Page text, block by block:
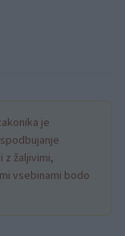
je
z žaljivimi,
vsebinami bodo